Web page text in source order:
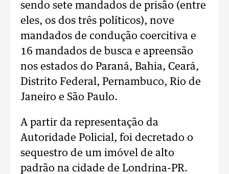
sendo sete mandados de prisão (entre
eles, os dos três políticos), nove
mandados de condução coercitiva e
16 mandados de busca e apreensão
nos estados do Paraná, Bahia, Ceará,
Distrito Federal, Pernambuco, Rio de
Janeiro e São Paulo.
A partir da representação da
Autoridade Policial, foi decretado o
sequestro de um imóvel de alto
padrão na cidade de Londrina-PR.